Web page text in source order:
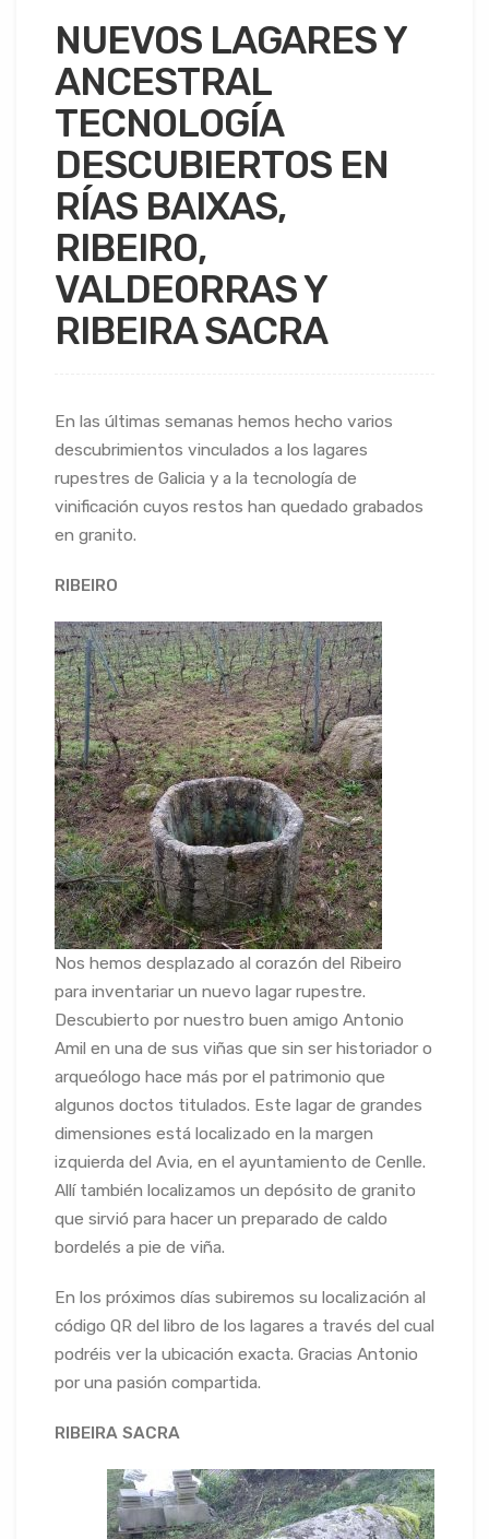
NUEVOS LAGARES Y
ANCESTRAL
TECNOLOGÍA
DESCUBIERTOS EN
RÍAS BAIXAS,
RIBEIRO,
VALDEORRAS Y
RIBEIRA SACRA
En las últimas semanas hemos hecho varios
descubrimientos vinculados a los lagares
rupestres de Galicia y a la tecnología de
vinificación cuyos restos han quedado grabados
en granito.
RIBEIRO
Nos hemos desplazado al corazón del Ribeiro
para inventariar un nuevo lagar rupestre.
Descubierto por nuestro buen amigo Antonio
Amil en una de sus viñas que sin ser historiador o
arqueólogo hace más por el patrimonio que
algunos doctos titulados. Este lagar de grandes
dimensiones está localizado en la margen
izquierda del Avia, en el ayuntamiento de Cenlle.
Allí también localizamos un depósito de granito
que sirvió para hacer un preparado de caldo
bordelés a pie de viña.
En los próximos días subiremos su localización al
código QR del libro de los lagares a través del cual
podréis ver la ubicación exacta. Gracias Antonio
por una pasión compartida.
RIBEIRA SACRA